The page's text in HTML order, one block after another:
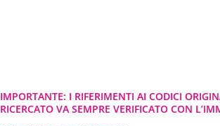
IMPORTANTE: I RIFERIMENTI AI CODICI
RICERCATO VA SEMPRE VERIFICATO CON